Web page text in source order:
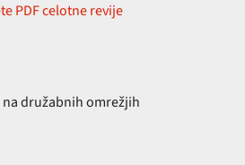
PDF celotne revije
družabnih omrežjih